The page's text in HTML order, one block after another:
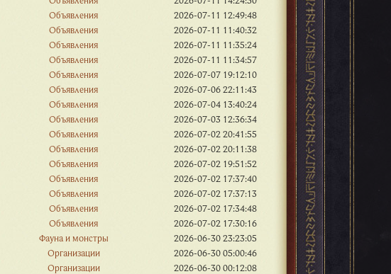
Объявления
2026-07-11 12:49:48
Объявления
2026-07-11 11:40:32
Объявления
2026-07-11 11:35:24
Объявления
2026-07-11 11:34:57
Объявления
2026-07-07 19:12:10
Объявления
2026-07-06 22:11:43
Объявления
2026-07-04 13:40:24
Объявления
2026-07-03 12:36:34
Объявления
2026-07-02 20:41:55
Объявления
2026-07-02 20:11:38
Объявления
2026-07-02 19:51:52
Объявления
2026-07-02 17:37:40
Объявления
2026-07-02 17:37:13
Объявления
2026-07-02 17:34:48
Объявления
2026-07-02 17:30:16
Фауна и монстры
2026-06-30 23:23:05
Организации
2026-06-30 05:00:46
Организации
2026-06-30 00:12:08